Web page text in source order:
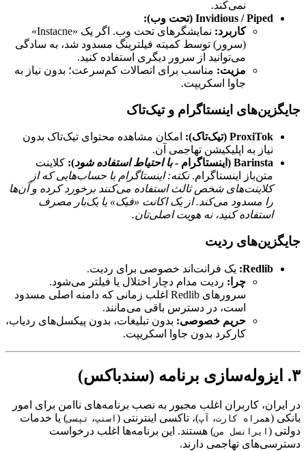
نمی‌کند.
Invidious / Piped (تحت وب):
کاربرد:
نمایشگرهای تحت وب. اگر یک «Instacne»
(سرور) توسط کمیته فیلترینگ مسدود شد، به سادگی
می‌توانید از سرور دیگری استفاده کنید.
مزیت: مناسب برای اتصالات کم‌سرعت؛ بدون نیاز به
جاوا اسکریپت.
جایگزین‌های اینستاگرام و تیک‌تاک
ProxiTok (تیک‌تاک):
امکان مشاهده محتوای تیک‌تاک بدون
نیاز به اپلیکیشن تهاجمی آن.
Barinsta (اینستاگرام -
با احتیاط استفاده شود): کلاینت
متن‌باز اینستاگرام.نکته: اینستاگرام با حساب‌هایی که از
کلاینت‌های شخص ثالث استفاده می‌کنند برخورد کرده و آن‌ها
را مسدود می‌کند. از یک اکانت «فیک» یا یک‌بار مصرف
استفاده کنید، نه هویت اصلی‌تان.
جایگزین‌های ردیت
Redlib: یک فرانت‌اند خصوصی برای ردیت.
چرا: ردیت مدام دچار اختلال یا فیلتر می‌شود.
سرورهای Redlib اغلب زمانی که دامنه اصلی مسدود
است، در دسترس باقی می‌مانند.
حریم خصوصی: بدون تبلیغات، بدون پیکسل‌های ردیاب،
کارکرد بدون جاوا اسکریپت.
۳. ایزوله‌سازی برنامه (سندباکس)
در ایران، کاربران اغلب مجبور به نصب برنامه‌های ناامن برای امور
بانکی (همراه کارت، آپ)، تاکسی اینترنتی ( اسنپ، تپسی) یا خدمات
دولتی ( ایرانسل من) هستند. این برنامه‌ها اغلب درخواست
دسترسی‌های تهاجمی دارند.